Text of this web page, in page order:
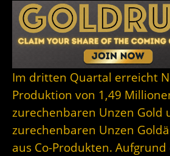
Im dritten Quartal erreicht
Produktion von 1,49
zurechenbaren Unzen Gold
zurechenbaren Unzen
aus Co-Produkten.